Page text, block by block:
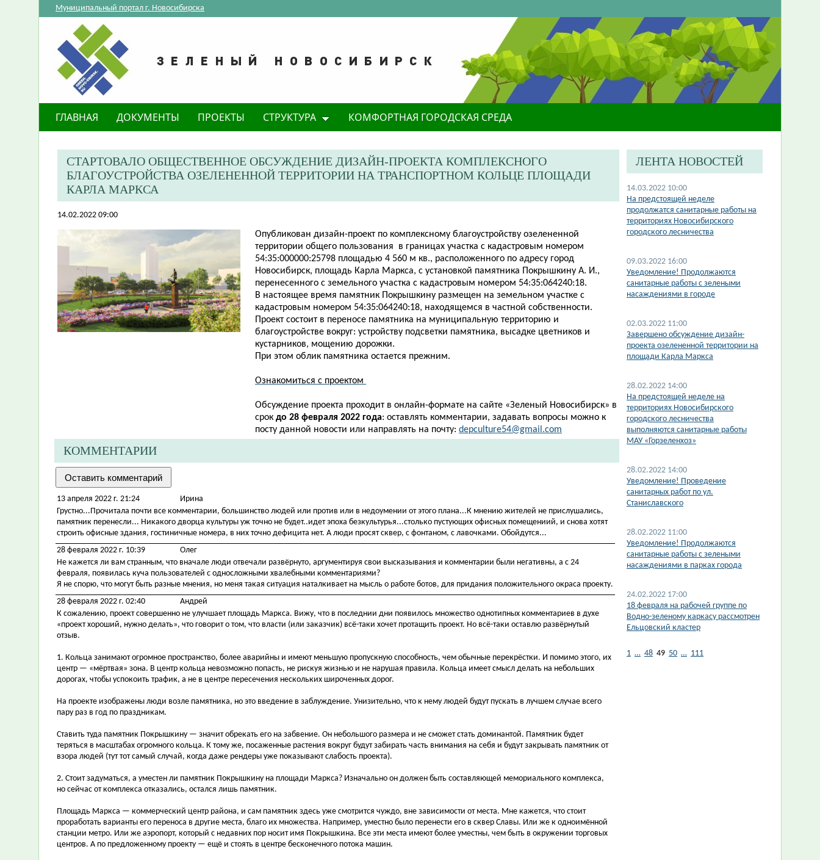
Муниципальный портал г. Новосибирска
ГЛАВНАЯ ДОКУМЕНТЫ ПРОЕКТЫ СТРУКТУРА КОМФОРТНАЯ ГОРОДСКАЯ СРЕДА
СТАРТОВАЛО ОБЩЕСТВЕННОЕ ОБСУЖДЕНИЕ ДИЗАЙН-ПРОЕКТА КОМПЛЕКСНОГО
БЛАГОУСТРОЙСТВА ОЗЕЛЕНЕННОЙ ТЕРРИТОРИИ НА ТРАНСПОРТНОМ КОЛЬЦЕ ПЛОЩАДИ
КАРЛА МАРКСА
14.02.2022 09:00
Опубликован дизайн-проект по комплексному благоустройству озелененной
территории общего пользования в границах участка с кадастровым номером
54:35:000000:25798 площадью 4 560 м кв., расположенного по адресу город
Новосибирск, площадь Карла Маркса, с установкой памятника Покрышкину А. И.,
перенесенного с земельного участка с кадастровым номером 54:35:064240:18.
В настоящее время памятник Покрышкину размещен на земельном участке с
кадастровым номером 54:35:064240:18, находящемся в частной собственности.
Проект состоит в переносе памятника на муниципальную территорию и
благоустройстве вокруг: устройству подсветки памятника, высадке цветников и
кустарников, мощению дорожки.
При этом облик памятника остается прежним.
Ознакомиться с проектом
Обсуждение проекта проходит в онлайн-формате на сайте «Зеленый Новосибирск» в
срок до 28 февраля 2022 года: оставлять комментарии, задавать вопросы можно к
посту данной новости или направлять на почту: depculture54@gmail.com
КОММЕНТАРИИ
13 апреля 2022 г. 21:24
Ирина
Грустно...Прочитала почти все комментарии, большинство людей или против или в недоумении от этого плана...К мнению жителей не прислушались,
памятник перенесли... Никакого дворца культуры уж точно не будет..идет эпоха безкультурья...столько пустующих офисных помещениий, и снова хотят
строить офисные здания, гостиничные номера, в них точно дефицита нет. А люди просят сквер, с фонтаном, с лавочками. Обойдутся...
28 февраля 2022 г. 10:39
Олег
Не кажется ли вам странным, что вначале люди отвечали развёрнуто, аргументируя свои высказывания и комментарии были негативны, а с 24
февраля, появилась куча пользователей с односложными хвалебными комментариями?
Я не спорю, что могут быть разные мнения, но меня такая ситуация наталкивает на мысль о работе ботов, для придания положительного окраса проекту.
28 февраля 2022 г. 02:40
Андрей
К сожалению, проект совершенно не улучшает площадь Маркса. Вижу, что в последнии дни появилось множество однотипных комментариев в духе
«проект хороший, нужно делать», что говорит о том, что власти (или заказчик) всё-таки хочет протащить проект. Но всё-таки оставлю развёрнутый
отзыв.
1. Кольца занимают огромное пространство, более аварийны и имеют меньшую пропускную способность, чем обычные перекрёстки. И помимо этого, их
центр — «мёртвая» зона. В центр кольца невозможно попасть, не рискуя жизнью и не нарушая правила. Кольца имеет смысл делать на небольших
дорогах, чтобы успокоить трафик, а не в центре пересечения нескольких широченных дорог.
На проекте изображены люди возле памятника, но это введение в заблуждение. Унизительно, что к нему людей будут пускать в лучшем случае всего
пару раз в год по праздникам.
Ставить туда памятник Покрышкину — значит обрекать его на забвение. Он небольшого размера и не сможет стать доминантой. Памятник будет
теряться в масштабах огромного кольца. К тому же, посаженные растения вокруг будут забирать часть внимания на себя и будут закрывать памятник от
взора людей (тут тот самый случай, когда даже рендеры уже показывают слабость проекта).
2. Стоит задуматься, а уместен ли памятник Покрышкину на площади Маркса? Изначально он должен быть составляющей мемориального комплекса,
но сейчас от комплекса отказались, остался лишь памятник.
Площадь Маркса — коммерческий центр района, и сам памятник здесь уже смотрится чуждо, вне зависимости от места. Мне кажется, что стоит
проработать варианты его переноса в другие места, благо их множества. Например, уместно было перенести его в сквер Славы. Или же к одноимённой
станции метро. Или же аэропорт, который с недавних пор носит имя Покрышкина. Все эти места имеют более уместны, чем быть в окружении торговых
центров. А по предложенному проекту — ещё и стоять в центре бесконечного потока машин.
ЛЕНТА НОВОСТЕЙ
14.03.2022 10:00
На предстоящей неделе
продолжатся санитарные работы на
территориях Новосибирского
городского лесничества
09.03.2022 16:00
Уведомление! Продолжаются
санитарные работы с зелеными
насаждениями в городе
02.03.2022 11:00
Завершено обсуждение дизайн-
проекта озелененной территории на
площади Карла Маркса
28.02.2022 14:00
На предстоящей неделе на
территориях Новосибирского
городского лесничества
выполняются санитарные работы
МАУ «Горзеленхоз»
28.02.2022 14:00
​Уведомление! Проведение
санитарных работ по ул.
Станиславского
28.02.2022 11:00
Уведомление! Продолжаются
санитарные работы с зелеными
насаждениями в парках города
24.02.2022 17:00
18 февраля на рабочей группе по
Водно-зеленому каркасу рассмотрен
Ельцовский кластер
1 … 48 49 50 … 111